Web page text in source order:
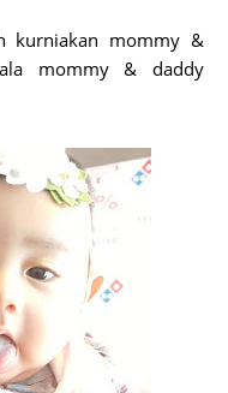
kurniakan mommy &
mommy & daddy